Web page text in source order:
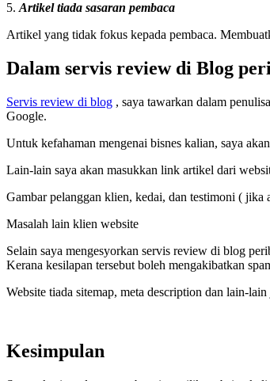
5. Artikel tiada sasaran pembaca
Artikel yang tidak fokus kepada pembaca.
Dalam servis review di Blog
Servis review di blog , saya tawarkan dalam
Google.
Untuk kefahaman mengenai bisnes kalian, saya
Lain-lain saya akan masukkan link artikel dari
Gambar pelanggan klien, kedai, dan testimoni ( jika
Masalah lain klien website
Selain saya mengesyorkan servis review di blog
Kerana kesilapan tersebut boleh mengakibatkan
Website tiada sitemap, meta description dan lain-
Kesimpulan